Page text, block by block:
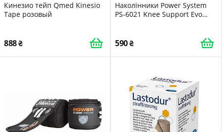
Кинезио тейп Qmed Kinesio
Tape розовый
888
Наколінники Power System
PS-6021 Knee Support Evo
590